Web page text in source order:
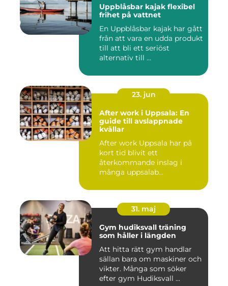
Uppblåsbar kajak flexibel
frihet på vattnet
En Uppblåsbar kajak har gått
från att vara en udda produkt
till att bli ett seriöst
alternativ till ...
23. jun
After work i Uppsala: En
guide till avslappnade
kvällar
After work Uppsala har på
kort tid blivit ett
återkommande inslag i
många uppsalab...
31. maj
Gym hudiksvall träning
som håller i längden
Att hitta rätt gym handlar
sällan bara om maskiner och
vikter. Många som söker
efter gym Hudiksvall ...